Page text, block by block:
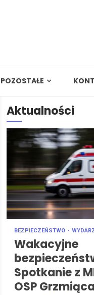
POZOSTAŁE
Aktualności
BEZPIECZEŃSTWO
Wakacyjne
Spotkanie z
OSP